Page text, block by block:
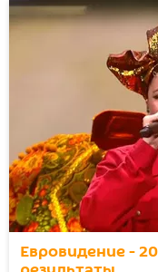
Евровидение -